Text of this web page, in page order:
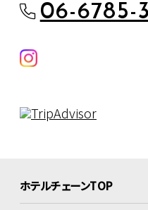
06-6785-
ホテルチェーンTOP